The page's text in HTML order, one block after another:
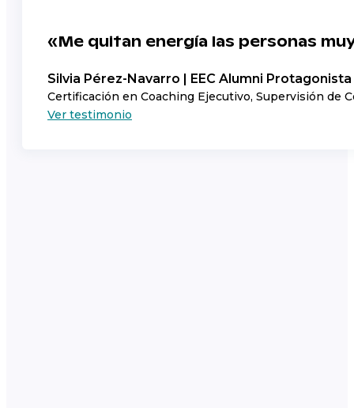
«Me quitan energía las personas
Silvia Pérez-Navarro | EEC Alumni
Certificación en Coaching Ejecutivo, Supervisión de
Ver testimonio